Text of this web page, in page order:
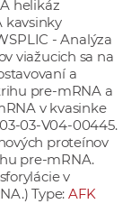
helikáz
kavsinky
- Analýza
viažucich sa na
a
pre-mRNA a
v kvasinke
03-V04-00445.
proteínov
pre-mRNA.
v
Type: AFK